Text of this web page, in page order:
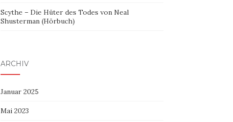
Scythe – Die Hüter des Todes von Neal
Shusterman (Hörbuch)
ARCHIV
Januar 2025
Mai 2023